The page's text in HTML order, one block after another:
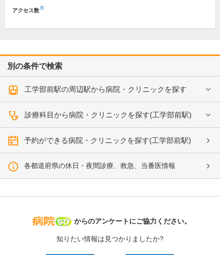
アクセス数※
別の条件で検索
工学部前駅の周辺駅から病院・クリニックを探す
診療科目から病院・クリニックを探す(工学部前駅)
予約ができる病院・クリニックを探す(工学部前駅)
各都道府県の休日・夜間診療、救急、当番医情報
病院なび
からのアンケートにご協力ください。
知りたい情報は見つかりましたか?